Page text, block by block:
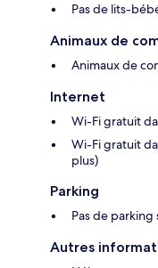
Pas de lits-
Animaux de
Animaux de
Internet
Wi-Fi gratuit
Wi-Fi gratuit
plus)
Parking
Pas de parking
Autres